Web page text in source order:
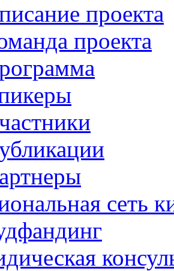
проекта
проекта
сеть